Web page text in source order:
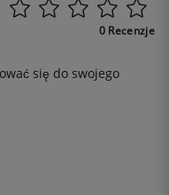
0 Recenzje
się do swojego